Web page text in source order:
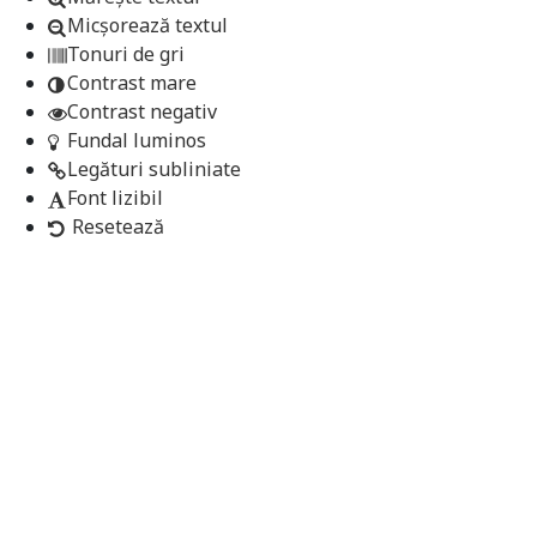
Micșorează textul
Tonuri de gri
Contrast mare
Contrast negativ
Fundal luminos
Legături subliniate
Font lizibil
Resetează